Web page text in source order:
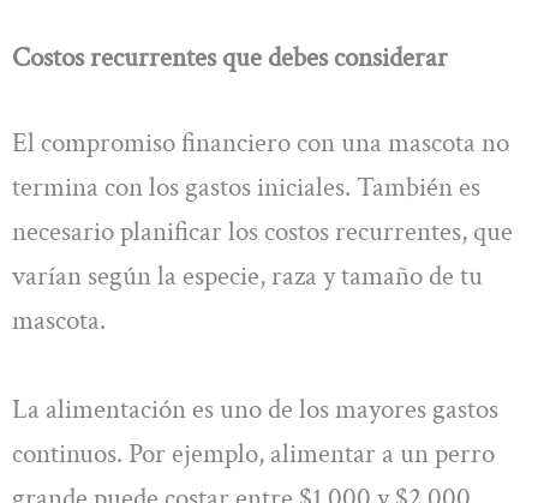
Costos recurrentes que debes considerar
El compromiso financiero con una mascota no
termina con los gastos iniciales. También es
necesario planificar los costos recurrentes, que
varían según la especie, raza y tamaño de tu
mascota.
La alimentación es uno de los mayores gastos
continuos. Por ejemplo, alimentar a un perro